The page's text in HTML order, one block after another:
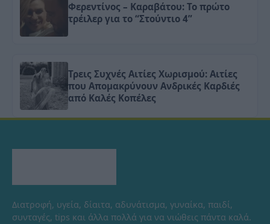
Φερεντίνος – Καραβάτου: Το πρώτο
τρέιλερ για το “Στούντιο 4”
Τρεις Συχνές Αιτίες Χωρισμού: Αιτίες
που Απομακρύνουν Ανδρικές Καρδιές
από Καλές Κοπέλες
Διατροφή, υγεία, δίαιτα, αδυνάτισμα, γυναίκα, παιδί,
συνταγές, tips και άλλα πολλά για να νιώθεις πάντα καλά.